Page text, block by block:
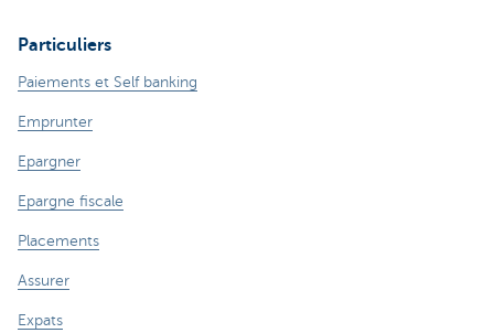
Particuliers
Paiements et Self banking
Emprunter
Epargner
Epargne fiscale
Placements
Assurer
Expats